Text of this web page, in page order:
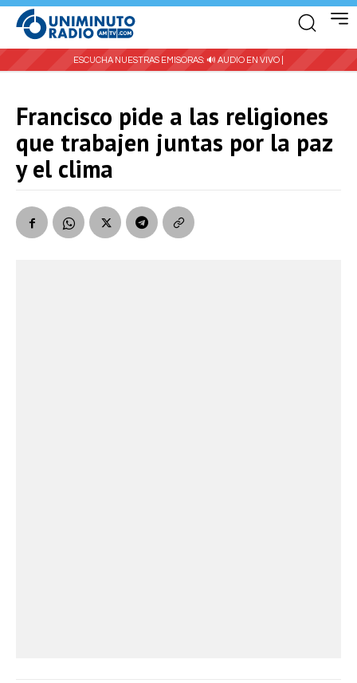
ESCUCHA NUESTRAS EMISORAS: 🔊 AUDIO EN VIVO |
Francisco pide a las religiones
que trabajen juntas por la paz
y el clima